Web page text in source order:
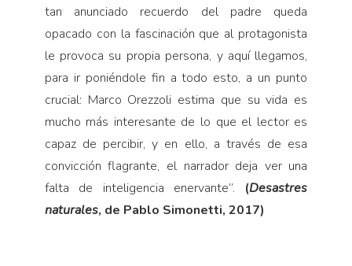
tan anunciado recuerdo del padre queda
opacado con la fascinación que al protagonista
le provoca su propia persona, y aquí llegamos,
para ir poniéndole fin a todo esto, a un punto
crucial: Marco Orezzoli estima que su vida es
mucho más interesante de lo que el lector es
capaz de percibir, y en ello, a través de esa
convicción flagrante, el narrador deja ver una
falta de inteligencia enervante”. (Desastres
naturales, de Pablo Simonetti, 2017)